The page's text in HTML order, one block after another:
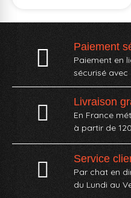
Paiement
Paiement en
sécurisé avec
Livraison
En France
à partir de
Service
Par chat en
du Lundi au